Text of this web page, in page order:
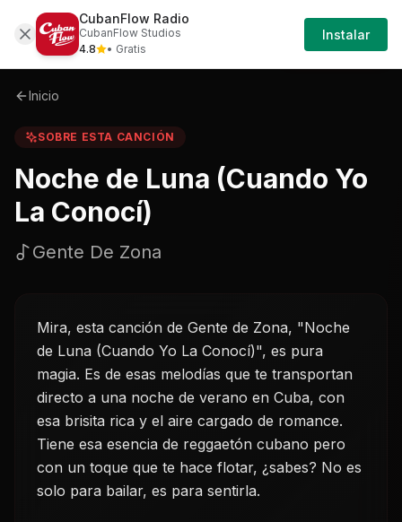
Sobre Noche-de-luna-cuando-yo-la-conoci-
Iniciar
Sesión
Inicio
SOBRE ESTA CANCIÓN
Noche de Luna (Cuando Yo
La Conocí)
Gente De Zona
Mira, esta canción de Gente de Zona, "Noche
de Luna (Cuando Yo La Conocí)", es pura
magia. Es de esas melodías que te transportan
directo a una noche de verano en Cuba, con
esa brisita rica y el aire cargado de romance.
Tiene esa esencia de reggaetón cubano pero
con un toque que te hace flotar, ¿sabes? No es
solo para bailar, es para sentirla.
CubanFlow Radio
CubanFlow Studios
4.8
• Gratis
Instalar